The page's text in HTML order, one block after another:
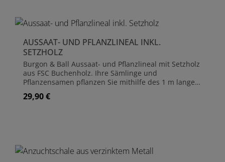
robustem Karton. Im Inneren ist eine ausführliche
Anleitung enthalten. Hergestellt aus FSC-
AUSSAAT- UND PFLANZLINEAL INKL.
SETZHOLZ
Burgon & Ball Aussaat- und Pflanzlineal mit Setzholz
aus FSC Buchenholz. Ihre Sämlinge und
Pflanzensamen pflanzen Sie mithilfe des 1 m langen
Lineals immer in dem für die jeweilige Sorte
optimalen Abstand. Die Angaben zum Pflanzabstand
Kartoffeln, Spinat, Brokkoli, Kohl, Zuckermais,
Tomaten, Mangold, Blumenkohl, Rhabarber,
Regulärer Preis:
29,90 €